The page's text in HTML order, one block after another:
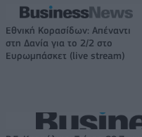
Εθνική Κορασίδων: Απέναντι
στη Δανία για το 2/2 στο
Ευρωμπάσκετ (live stream)